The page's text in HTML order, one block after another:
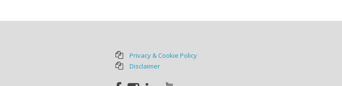
Privacy & Cookie Policy
Disclaimer